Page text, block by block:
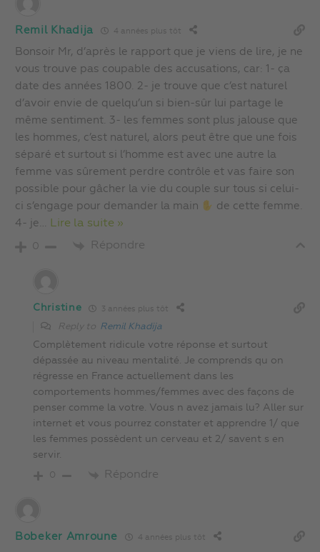
Remil Khadija 4 années plus tôt
Bonsoir Mr, d’après le rapport que je viens de lire, je ne
vous trouve pas coupable des accusations, car: 1- ça
date des années 1800. 2- je trouve que c’est naturel
d’avoir envie de quelqu’un si bien-sûr lui partage le
même sentiment. 3- les femmes sont plus jalouse que
les hommes, c’est naturel, alors peut être que une fois
séparé et surtout si l’homme est avec une autre la
femme vas sûrement perdre contrôle et vas faire son
possible pour gâcher la vie du couple sur tous si celui-
ci s’engage pour demander la main
de cette femme.
4- je… Lire la suite »
0 Répondre
Christine 3 années plus tôt
Reply to Remil Khadija
Complètement ridicule votre réponse et surtout
dépassée au niveau mentalité. Je comprends qu on
régresse en France actuellement dans les
comportements hommes/femmes avec des façons de
penser comme la votre. Vous n avez jamais lu? Aller sur
internet et vous pourrez constater et apprendre 1/ que
les femmes possèdent un cerveau et 2/ savent s en
servir.
0 Répondre
Bobeker Amroune 4 années plus tôt